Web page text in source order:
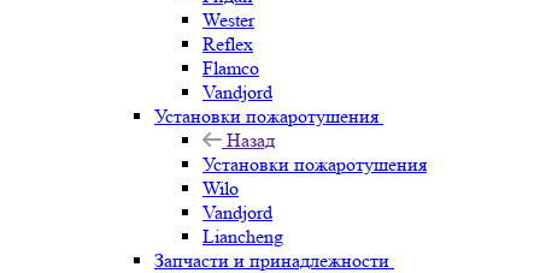
Wester
Reflex
Flamco
Vandjord
Установки пожаротушения
Назад
Установки пожаротушения
Wilo
Vandjord
Liancheng
Запчасти и принадлежности